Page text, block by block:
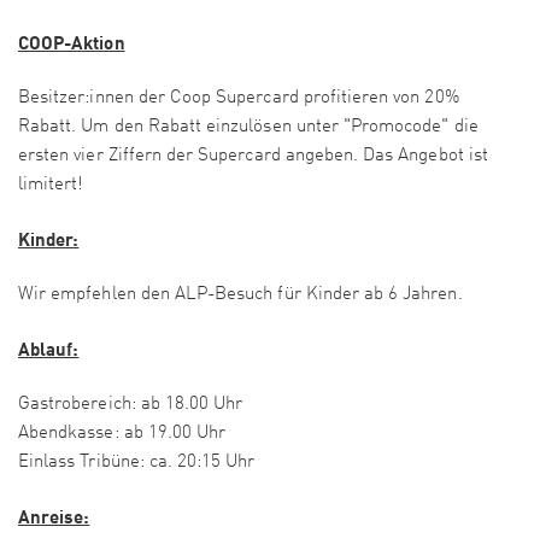
COOP-Aktion
Besitzer:innen der Coop Supercard profitieren von 20%
Rabatt. Um den Rabatt einzulösen unter "Promocode" die
ersten vier Ziffern der Supercard angeben. Das Angebot ist
limitert!
Kinder:
Wir empfehlen den ALP-Besuch für Kinder ab 6 Jahren.
Ablauf:
Gastrobereich: ab 18.00 Uhr
Abendkasse: ab 19.00 Uhr
Einlass Tribüne: ca. 20:15 Uhr
Anreise: